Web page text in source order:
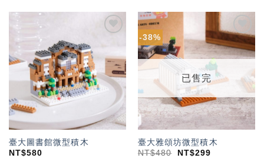
望輕
單」
臺大圖書館微型積木
NT$580
-38%
加入
「願
望輕
已售完
臺大雅頌坊微型積木
NT$480 NT$299